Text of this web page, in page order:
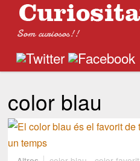
Som curiosos!!
color blau